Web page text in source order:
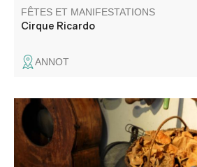
FÊTES ET MANIFESTATIONS
Cirque Ricardo
ANNOT
La Maison Musée est un dédale de
Afin de s’y retrouver, pourquoi ne pas
animation historique ?